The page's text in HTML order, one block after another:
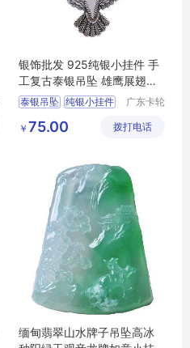
银饰批发 925纯银小挂件 手
工复古泰银吊坠 雄鹰展翅男
款银项坠
泰银吊坠 纯银小挂件
男款银项坠
广东卡轮
公司
￥ 75.00 拨打电话
缅甸翡翠山水牌子吊坠高冰